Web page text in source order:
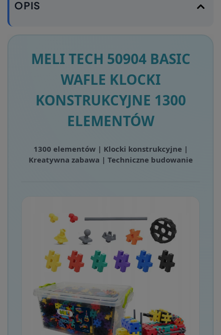
OPIS
MELI TECH 50904 BASIC
WAFLE KLOCKI
KONSTRUKCYJNE 1300
ELEMENTÓW
1300 elementów | Klocki konstrukcyjne |
Kreatywna zabawa | Techniczne budowanie